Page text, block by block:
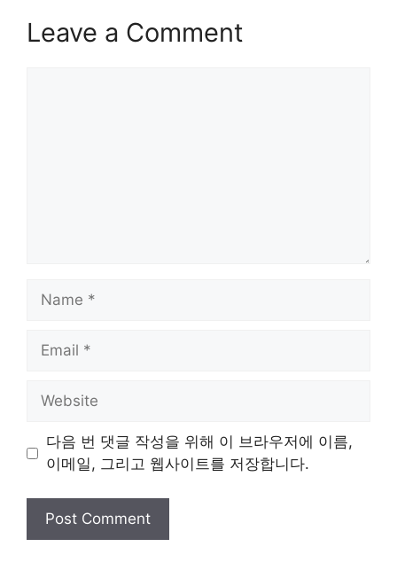
Leave a Comment
Name
Email
Website
다음 번 댓글 작성을 위해 이 브라우저에 이름,
이메일, 그리고 웹사이트를 저장합니다.